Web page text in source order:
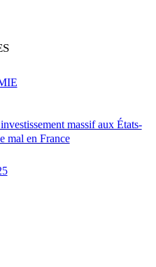
massif aux États-
mal en France